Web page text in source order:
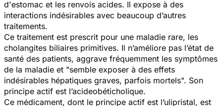
d'estomac et les renvois acides. Il expose à des
interactions indésirables avec beaucoup d’autres
traitements.
Ce traitement est prescrit pour une maladie rare, les
cholangites biliaires primitives. Il n’améliore pas l’état de
santé des patients, aggrave fréquemment les symptômes
de la maladie et "semble exposer à des effets
indésirables hépatiques graves, parfois mortels". Son
principe actif est l’acideobéticholique.
Ce médicament, dont le principe actif est l’ulipristal, est